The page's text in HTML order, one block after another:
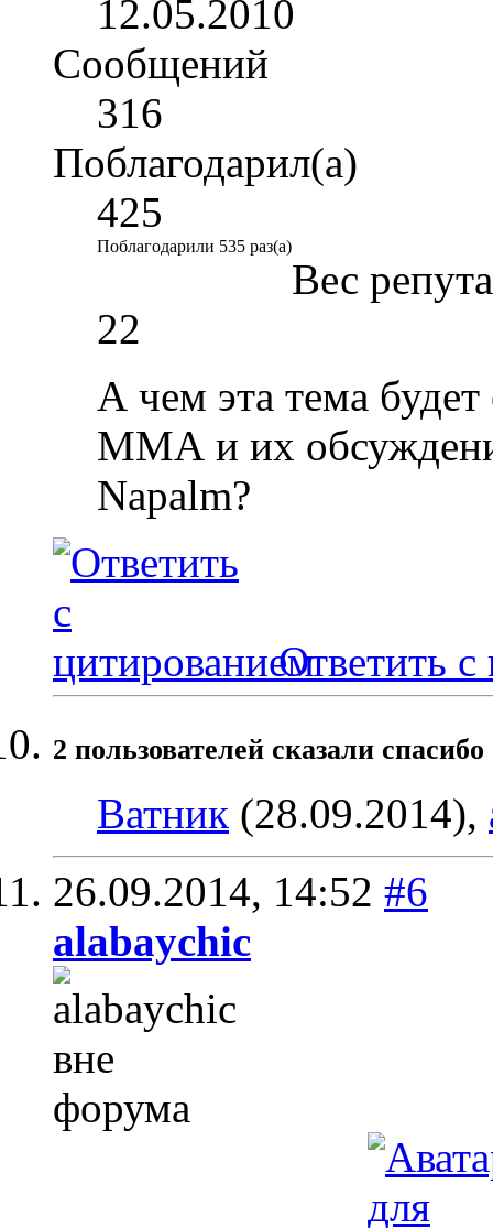
12.05.2010
Сообщений
316
Поблагодарил(а)
425
Поблагодарили 535 раз(а)
Вес
22
А чем эта тема
ММА и их
Napalm?
Ответить с
2 пользователей сказали
Ватник (28.09.2014),
26.09.2014, 14:52 #6
alabaychic